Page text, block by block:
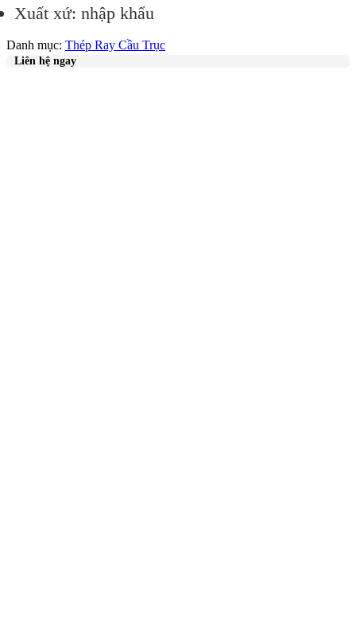
Xuất xứ: nhập khẩu
Danh mục: Thép Ray Cầu Trục
Liên hệ ngay